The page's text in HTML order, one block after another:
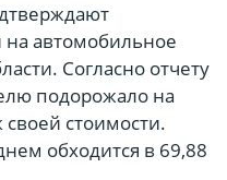
автомобильное
Согласно отчету
подорожало на
стоимости.
обходится в 69,88